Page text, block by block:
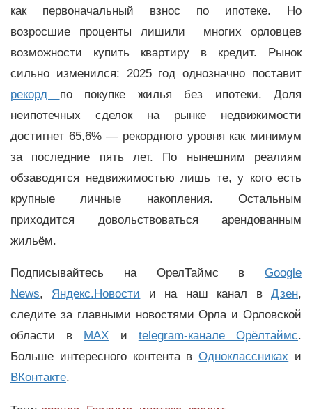
как первоначальный взнос по ипотеке. Но
возросшие проценты лишили многих орловцев
возможности купить квартиру в кредит. Рынок
сильно изменился: 2025 год однозначно поставит
рекорд по покупке жилья без ипотеки. Доля
неипотечных сделок на рынке недвижимости
достигнет 65,6% — рекордного уровня как минимум
за последние пять лет. По нынешним реалиям
обзаводятся недвижимостью лишь те, у кого есть
крупные личные накопления. Остальным
приходится довольствоваться арендованным
жильём.
Подписывайтесь на ОрелТаймс в Google
News, Яндекс.Новости и на наш канал вДзен,
следите за главными новостями Орла и Орловской
области в MAX и telegram-канале Орёлтаймс.
Больше интересного контента вОдноклассниках и
ВКонтакте.